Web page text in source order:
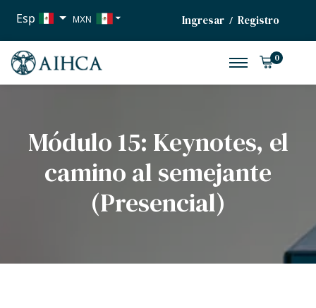
Esp MXN
EUR
Ingresar / Registro
0
Módulo 15: Keynotes, el
camino al semejante
(Presencial)